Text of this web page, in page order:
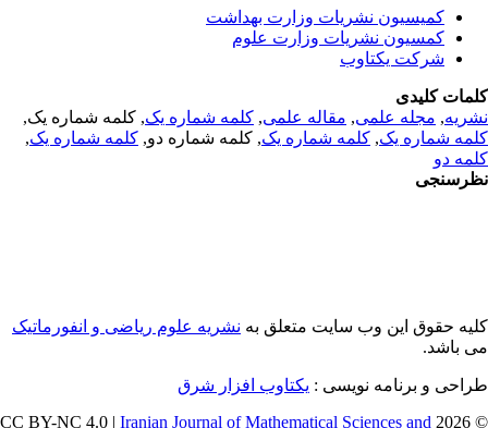
کمیسیون نشریات وزارت بهداشت
کمسیون نشریات وزارت علوم
شرکت یکتاوب
کلیدی
,مجله علمی, مقاله علمی, کلمه شماره یک, کلمه شماره یک,
شماره یک,کلمه شماره یک, کلمه شماره دو,کلمه شماره یک,
دو
حقوق این وب سایت متعلق بهنشریه علوم ریاضی و انفورماتیک
باشد.
و برنامه نویسی : یکتاوب افزار شرق
©
Iranian Journal of Mathematical Sciences and